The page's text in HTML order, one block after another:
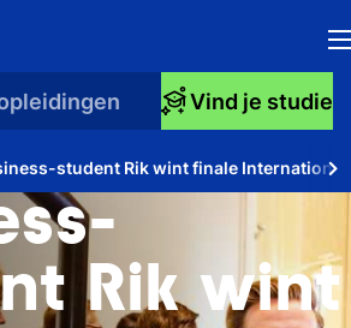
Vind je studie
student Rik wint finale
Rik wint